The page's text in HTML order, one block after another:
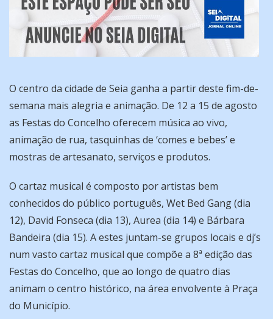
O centro da cidade de Seia ganha a partir deste fim-de-
semana mais alegria e animação. De 12 a 15 de agosto
as Festas do Concelho oferecem música ao vivo,
animação de rua, tasquinhas de ‘comes e bebes’ e
mostras de artesanato, serviços e produtos.
O cartaz musical é composto por artistas bem
conhecidos do público português, Wet Bed Gang (dia
12), David Fonseca (dia 13), Aurea (dia 14) e Bárbara
Bandeira (dia 15). A estes juntam-se grupos locais e dj’s
num vasto cartaz musical que compõe a 8ª edição das
Festas do Concelho, que ao longo de quatro dias
animam o centro histórico, na área envolvente à Praça
do Município.